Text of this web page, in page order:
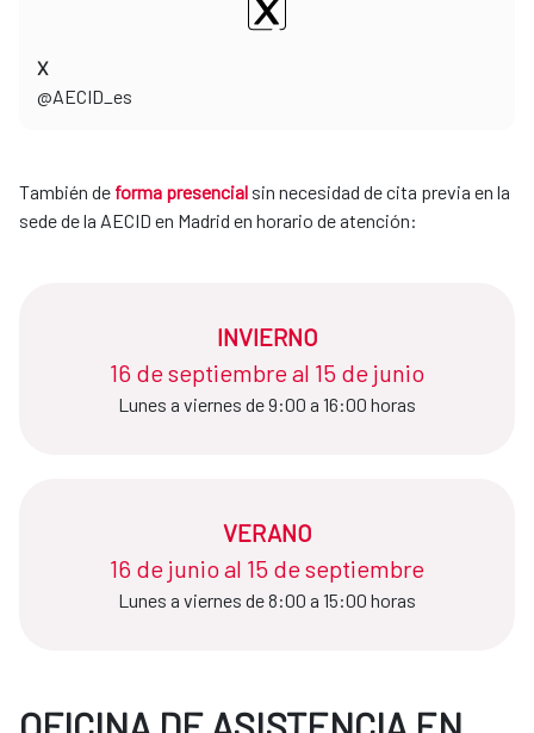
X
​​​​​​​@AECID_es
También de forma presencial sin necesidad de cita previa en la
sede de la AECID en Madrid en horario de atención:
INVIERNO
16 de septiembre al 15 de junio​​​​​​​
Lunes a viernes de 9:00 a 16:00 horas
VERANO
16 de junio al 15 de septiembre
Lunes a viernes de 8:00 a 15:00 horas